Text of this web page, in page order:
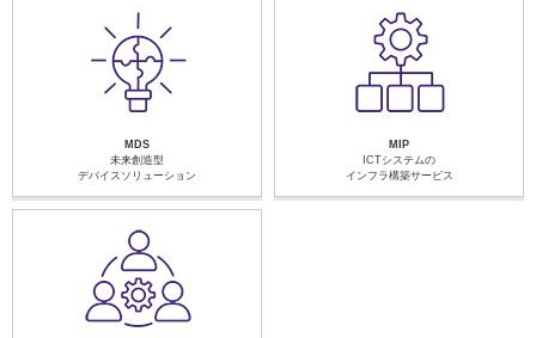
MDS
未来創造型
デバイスソリューション
MIP
ICTシステムの
インフラ構築サービス